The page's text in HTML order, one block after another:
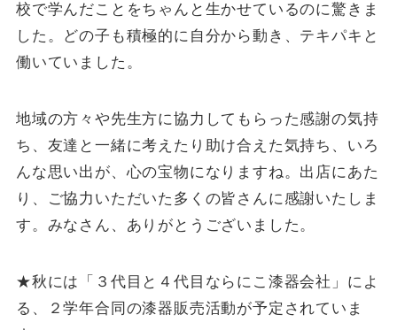
校で学んだことをちゃんと生かせているのに驚きま
した。どの子も積極的に自分から動き、テキパキと
働いていました。
地域の方々や先生方に協力してもらった感謝の気持
ち、友達と一緒に考えたり助け合えた気持ち、いろ
んな思い出が、心の宝物になりますね。出店にあた
り、ご協力いただいた多くの皆さんに感謝いたしま
す。みなさん、ありがとうございました。
★秋には「３代目と４代目ならにこ漆器会社」によ
る、２学年合同の漆器販売活動が予定されていま